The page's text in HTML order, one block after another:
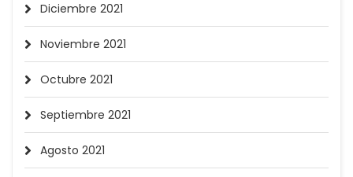
Diciembre 2021
Noviembre 2021
Octubre 2021
Septiembre 2021
Agosto 2021